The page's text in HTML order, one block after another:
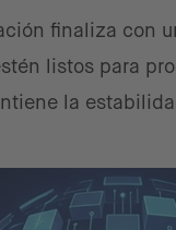
finaliza con
listos para
la